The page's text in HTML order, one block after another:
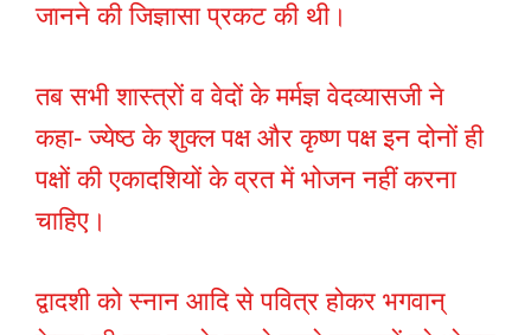
जानने की जिज्ञासा प्रकट की थी।
तब सभी शास्त्रों व वेदों के मर्मज्ञ वेदव्यासजी ने
कहा- ज्येष्ठ के शुक्ल पक्ष और कृष्ण पक्ष इन दोनों ही
पक्षों की एकादशियों के व्रत में भोजन नहीं करना
चाहिए।
द्वादशी को स्नान आदि से पवित्र होकर भगवान्